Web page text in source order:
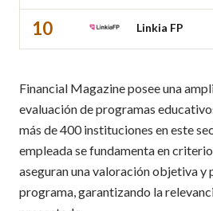
10 Linkia FP
Financial Magazine posee una
evaluación de programas
más de 400 instituciones en este
empleada se fundamenta en
aseguran una valoración objetiva y
programa, garantizando la